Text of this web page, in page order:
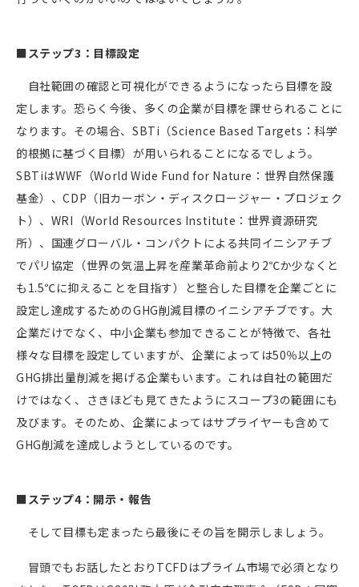
■ステップ3 ：目標設定
自社範囲の確認と可視化ができるようになったら目標を設
定します。恐らく今後、多くの企業が目標を課せられることに
なります。その場合、 SBTi（Science Based Targets：科学
的根拠に基づく目標） が用いられることになるでしょう。
SBTiはWWF（World Wide Fund for Nature：世界自然保護
基金）、CDP（旧カーボン・ディスクロージャー・プロジェク
ト）、WRI（World Resources Institute：世界資源研究
所）、国連グローバル・コンパクトによる共同イニシアチブ
でパリ協定（世界の気温上昇を産業革命前より 2℃か少なくと
も1.5℃に抑えることを目指す）と整合した目標を企業ごとに
設定し達成するためのGHG削減目標のイニシアチブです。大
企業だけでなく、中小企業も参加できることが特徴で、各社
様々な目標を設定していますが、企業によっては50％以上の
GHG排出量削減を掲げる企業もいます。これは自社の範囲だ
けではなく、さきほども見てきたようにスコープ3の範囲にも
及びます。そのため、企業によってはサプライヤーも含めて
GHG削減を達成しようとしているのです。
■ステップ4：開示・報告
そして目標も定まったら最後にその旨を開示しましょう。
冒頭でもお話したとおりTCFDはプライム市場で必須となり